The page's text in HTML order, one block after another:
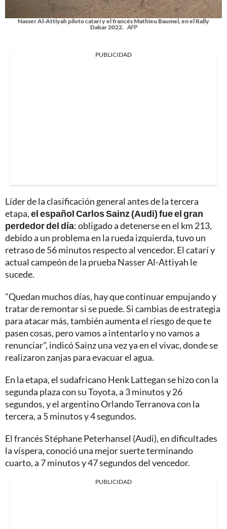
Nasser Al-Attiyah piloto catarí y el francés Mathieu Baumel, en el Rally
Dakar 2022. AFP
PUBLICIDAD
Líder de la clasificación general antes de la tercera
etapa,el español Carlos Sainz (Audi) fue el gran
perdedor del día: obligado a detenerse en el km 213,
debido a un problema en la rueda izquierda, tuvo un
retraso de 56 minutos respecto al vencedor. El catarí y
actual campeón de la prueba Nasser Al-Attiyah le
sucede.
"Quedan muchos días, hay que continuar empujando y
tratar de remontar si se puede. Si cambias de estrategia
para atacar más, también aumenta el riesgo de que te
pasen cosas, pero vamos a intentarlo y no vamos a
renunciar", indicó Sainz una vez ya en el vivac, donde se
realizaron zanjas para evacuar el agua.
En la etapa, el sudafricano Henk Lattegan se hizo con la
segunda plaza con su Toyota, a 3 minutos y 26
segundos, y el argentino Orlando Terranova con la
tercera, a 5 minutos y 4 segundos.
El francés Stéphane Peterhansel (Audi), en dificultades
la víspera, conoció una mejor suerte terminando
cuarto, a 7 minutos y 47 segundos del vencedor.
PUBLICIDAD